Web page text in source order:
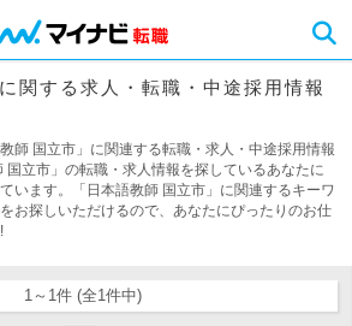
関する求人・転職・中途採用情報
師 国立市」に関連する転職・求人・中途採用情報
国立市」の転職・求人情報を探しているあなたに
います。「日本語教師 国立市」に関連するキーワ
お探しいただけるので、あなたにぴったりのお仕
1～1件 (全1件中)